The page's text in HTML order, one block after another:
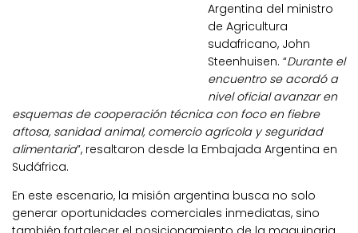
Argentina del ministro
de Agricultura
sudafricano, John
Steenhuisen. “Durante el
encuentro se acordó a
nivel oficial avanzar en
esquemas de cooperación técnica con foco en fiebre
aftosa, sanidad animal, comercio agrícola y seguridad
alimentaria”, resaltaron desde la Embajada Argentina en
Sudáfrica.
En este escenario, la misión argentina busca no solo
generar oportunidades comerciales inmediatas, sino